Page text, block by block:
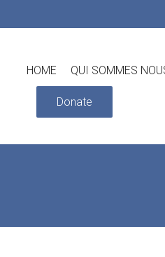
HOME QUI SOMMES
Donate